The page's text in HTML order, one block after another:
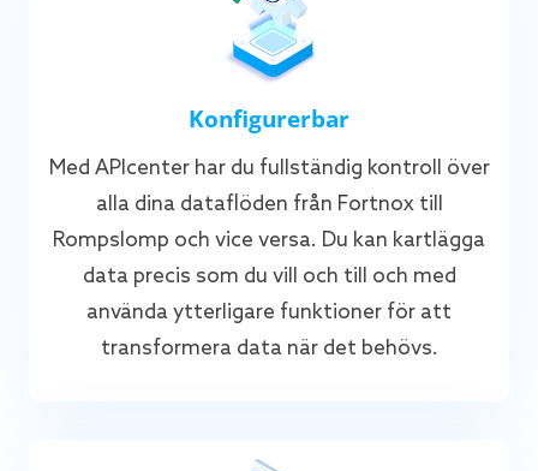
Konfigurerbar
Med APIcenter har du fullständig kontroll över
alla dina dataflöden från Fortnox till
Rompslomp och vice versa. Du kan kartlägga
data precis som du vill och till och med
använda ytterligare funktioner för att
transformera data när det behövs.